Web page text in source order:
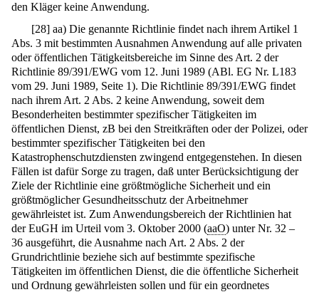
den Kläger keine Anwendung.
[28] aa) Die genannte Richtlinie findet nach ihrem Artikel 1
Abs. 3 mit bestimmten Ausnahmen Anwendung auf alle privaten
oder öffentlichen Tätigkeitsbereiche im Sinne des Art. 2 der
Richtlinie 89/391/EWG vom 12. Juni 1989 (ABl. EG Nr. L183
vom 29. Juni 1989, Seite 1). Die Richtlinie 89/391/EWG findet
nach ihrem Art. 2 Abs. 2 keine Anwendung, soweit dem
Besonderheiten bestimmter spezifischer Tätigkeiten im
öffentlichen Dienst, zB bei den Streitkräften oder der Polizei, oder
bestimmter spezifischer Tätigkeiten bei den
Katastrophenschutzdiensten zwingend entgegenstehen. In diesen
Fällen ist dafür Sorge zu tragen, daß unter Berücksichtigung der
Ziele der Richtlinie eine größtmögliche Sicherheit und ein
größtmöglicher Gesundheitsschutz der Arbeitnehmer
gewährleistet ist. Zum Anwendungsbereich der Richtlinien hat
der EuGH im Urteil vom 3. Oktober 2000 (aaO) unter Nr. 32 –
36 ausgeführt, die Ausnahme nach Art. 2 Abs. 2 der
Grundrichtlinie beziehe sich auf bestimmte spezifische
Tätigkeiten im öffentlichen Dienst, die die öffentliche Sicherheit
und Ordnung gewährleisten sollen und für ein geordnetes